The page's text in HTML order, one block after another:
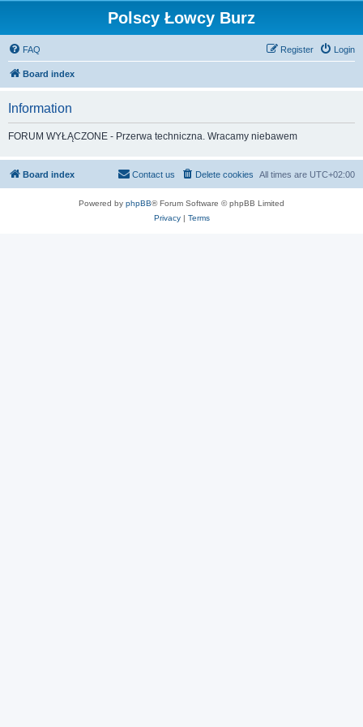
Polscy Łowcy Burz
FAQ Login
Register
Board index
Information
FORUM WYŁĄCZONE - Przerwa techniczna. Wracamy niebawem
Board index All times are UTC+02:00
Delete cookies
Contact us
Powered by phpBB® Forum Software © phpBB Limited
Privacy| Terms